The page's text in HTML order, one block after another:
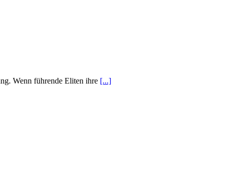
Wenn führende Eliten ihre [...]